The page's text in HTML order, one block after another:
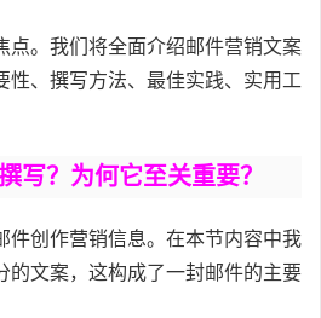
点。我们将全面介绍邮件营销文案
性、撰写方法、最佳实践、实用工
写？为何它至关重要？
件创作营销信息。在本节内容中我
的文案，这构成了一封邮件的主要